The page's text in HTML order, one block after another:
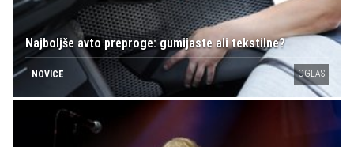
Najboljše avto preproge: gumijaste ali tekstilne?
NOVICE OGLAS